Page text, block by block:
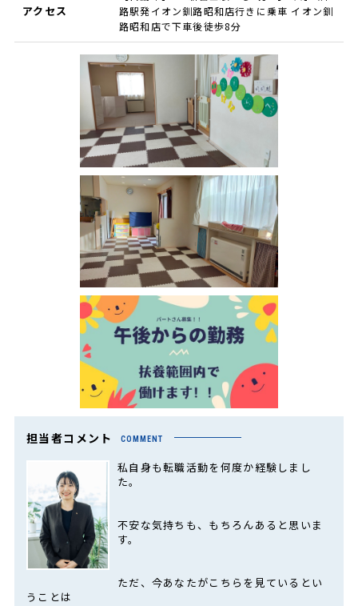
アクセス
路駅発イオン釧路昭和店行きに乗車 イオン釧
路昭和店で下車後徒歩8分
担当者コメント COMMENT
私自身も転職活動を何度か経験しまし
た。
不安な気持ちも、もちろんあると思いま
す。
ただ、今あなたがこちらを見ているとい
うことは